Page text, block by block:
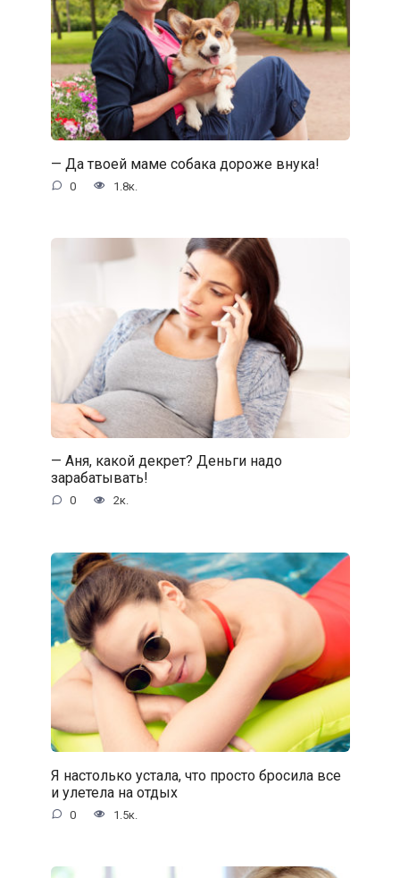
— Да твоей маме собака дороже внука!
0 1.8к.
— Аня, какой декрет? Деньги надо
зарабатывать!
0 2к.
Я настолько устала, что просто бросила все
и улетела на отдых
0 1.5к.